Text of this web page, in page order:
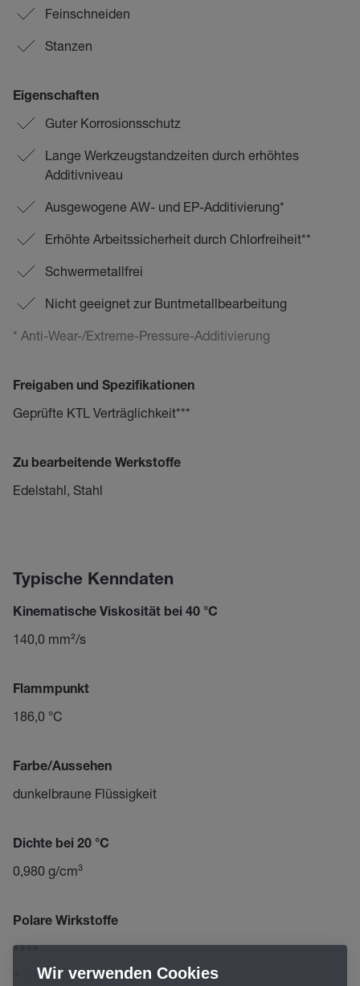
Feinschneiden
Stanzen
Eigenschaften
Guter Korrosionsschutz
Lange Werkzeugstandzeiten durch erhöhtes
Additivniveau
Ausgewogene AW- und EP-Additivierung*
Erhöhte Arbeitssicherheit durch Chlorfreiheit**
Schwermetallfrei
Nicht geeignet zur Buntmetallbearbeitung
* Anti-Wear-/Extreme-Pressure-Additivierung
Freigaben und Spezifikationen
Geprüfte KTL Verträglichkeit***
Zu bearbeitende Werkstoffe
Edelstahl, Stahl
Typische Kenndaten
Kinematische Viskosität bei 40 °C
140,0 mm²/s
Flammpunkt
186,0 °C
Farbe/Aussehen
dunkelbraune Flüssigkeit
Dichte bei 20 °C
0,980 g/cm³
Polare Wirkstoffe
••••
• = niedrig ... ••••• = sehr hoch
Wir verwenden Cookies